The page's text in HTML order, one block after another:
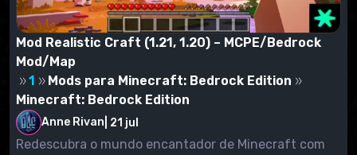
Mod Realistic Craft (1.21, 1.20) – MCPE/Bedrock
Mod/Map
1
Mods para Minecraft: Bedrock Edition
Minecraft: Bedrock Edition
Anne Rivan 21 jul
Redescubra o mundo encantador de Minecraft com